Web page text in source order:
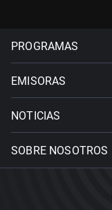
PROGRAMAS
EMISORAS
NOTICIAS
SOBRE NOSOTROS